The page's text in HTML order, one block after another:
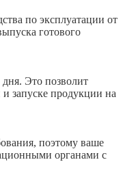
по эксплуатации от
готового
дня. Это позволит
запуске продукции на
поэтому ваше
органами с